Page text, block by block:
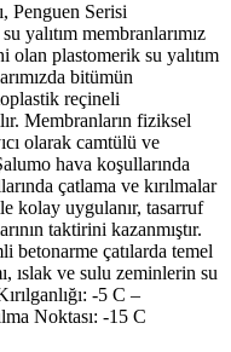
Penguen Serisi
yalıtım membranlarımız
olan plastomerik su yalıtım
bitümün
reçineli
Membranların fiziksel
olarak camtülü ve
hava koşullarında
çatlama ve kırılmalar
kolay uygulanır, tasarruf
taktirini kazanmıştır.
betonarme çatılarda temel
ıslak ve sulu zeminlerin su
-5 C –
Noktası: -15 C